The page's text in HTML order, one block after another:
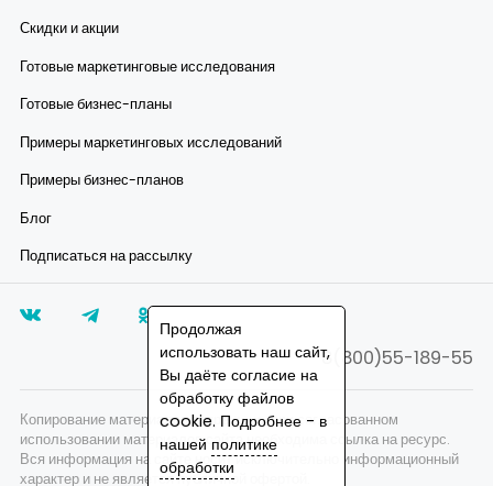
Скидки и акции
Готовые маркетинговые исследования
Готовые бизнес-планы
Примеры маркетинговых исследований
Примеры бизнес-планов
Блог
Подписаться на рассылку
8(800)55-189-55
Копирование материалов запрещено, при согласованном
использовании материалов сайта необходима ссылка на ресурс.
Вся информация на сайте носит исключительно информационный
характер и не является публичной офертой.
Продолжая
использовать наш сайт,
Вы даёте согласие на
обработку файлов
cookie. Подробнее - в
нашей политике
обработки